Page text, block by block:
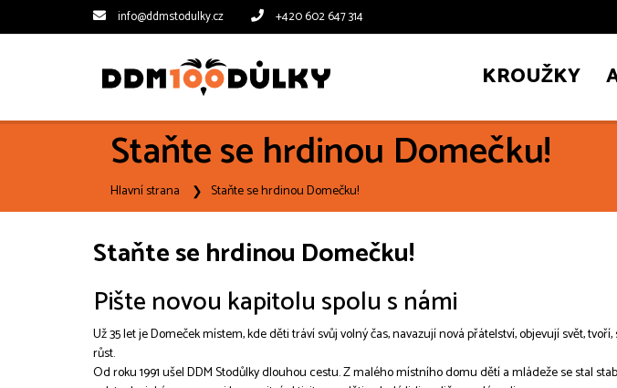
info@ddmstodulky.cz +420 602 647 314
KROUŽKY
Staňte se hrdinou Domečku!
Hlavní strana Staňte se hrdinou Domečku!
Staňte se hrdinou Domečku!
Pište novou kapitolu spolu s námi
Už 35 let je Domeček místem, kde děti tráví svůj volný čas, navazují nová přátelství, objevují svět,
růst.
Od roku 1991 ušel DDM Stodůlky dlouhou cestu. Z malého místního domu dětí a mládeže se stal